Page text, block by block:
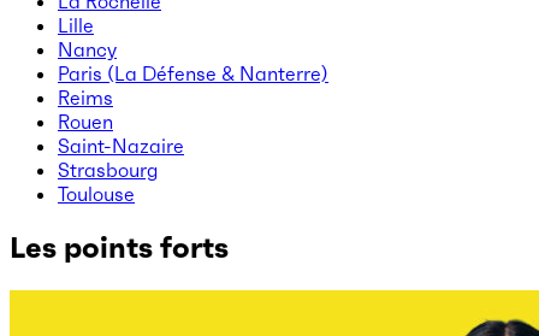
Lille
Nancy
Paris (La Défense & Nanterre)
Reims
Rouen
Saint-Nazaire
Strasbourg
Toulouse
Les points forts